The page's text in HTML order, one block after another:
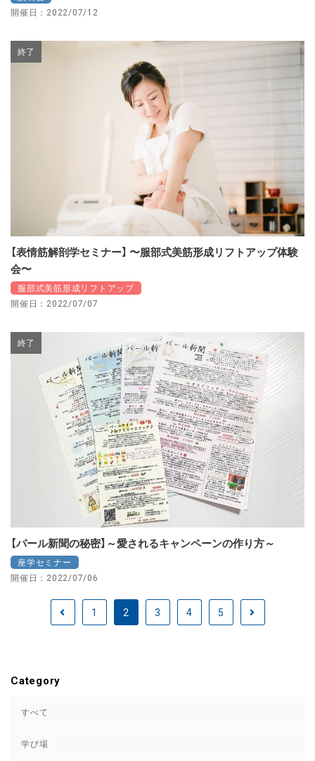
開催日：2022/07/12
終了
【表情筋解剖学セミナー】 〜服部式美筋形成リフトアップ体験
会〜
服部式美筋形成リフトアップ
開催日：2022/07/07
終了
【パール新聞の秘密】～愛されるキャンペーンの作り方～
座学セミナー
開催日：2022/07/06
1 2 3 4 5
Category
すべて
学び場